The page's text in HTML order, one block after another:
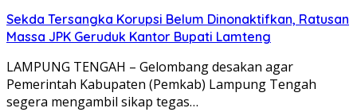
Sekda Tersangka Korupsi Belum Dinonaktifkan, Ratusan
Massa JPK Geruduk Kantor Bupati Lamteng
LAMPUNG TENGAH – Gelombang desakan agar
Pemerintah Kabupaten (Pemkab) Lampung Tengah
segera mengambil sikap tegas…